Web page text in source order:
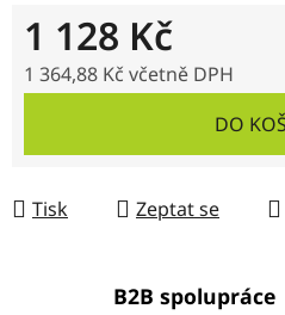
1 128 Kč
1 364,88 Kč včetně DPH
DO
Tisk Zeptat se
B2B spolupráce